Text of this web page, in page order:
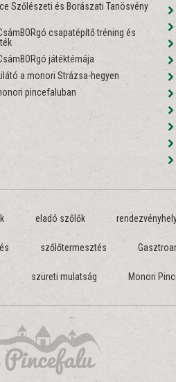
Szőlészeti és Borászati Tanösvény
csapatépítő tréning és
játéktémája
a monori Strázsa-hegyen
pincefaluban
eladó szőlők
szőlőtermesztés
szüreti mulatság Monori